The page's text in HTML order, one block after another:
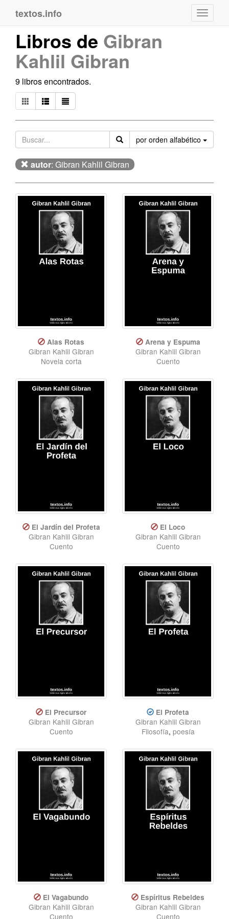
textos.info
Libros de Gibran
Kahlil Gibran
9 libros encontrados.
por orden alfabético
autor: Gibran Kahlil Gibran
Alas Rotas
Gibran Kahlil Gibran
Novela corta
Arena y Espuma
Gibran Kahlil Gibran
Cuento
El Jardín del Profeta
Gibran Kahlil Gibran
Cuento
El Loco
Gibran Kahlil Gibran
Cuento
El Precursor
Gibran Kahlil Gibran
Cuento
El Profeta
Gibran Kahlil Gibran
Filosofía, poesía
El Vagabundo
Gibran Kahlil Gibran
Cuento
Espíritus Rebeldes
Gibran Kahlil Gibran
Cuento